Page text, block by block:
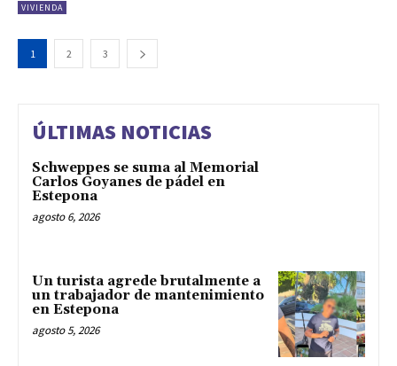
VIVIENDA
1 2 3
ÚLTIMAS NOTICIAS
Schweppes se suma al Memorial
Carlos Goyanes de pádel en
Estepona
agosto 6, 2026
Un turista agrede brutalmente a
un trabajador de mantenimiento
en Estepona
agosto 5, 2026